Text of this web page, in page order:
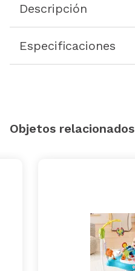
Descripción
Especificaciones
Objetos relacionados